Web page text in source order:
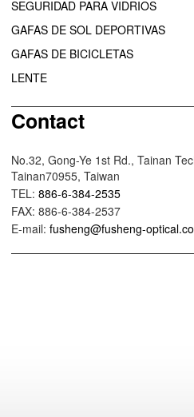
SEGURIDAD PARA VIDRIOS
GAFAS DE SOL DEPORTIVAS
GAFAS DE BICICLETAS
LENTE
Contact
No.32, Gong-Ye 1st Rd., Tainan
Tainan70955, Taiwan
TEL: 886-6-384-2535
FAX: 886-6-384-2537
E-mail: fusheng@fusheng-